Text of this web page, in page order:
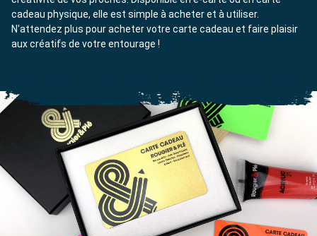
cadeau physique, elle est simple à acheter et à utiliser.
N'attendez plus pour acheter votre carte cadeau et faire plaisir
aux créatifs de votre entourage !